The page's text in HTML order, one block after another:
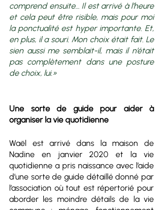
comprend ensuite… Il est arrivé à l’heure
et cela peut être risible, mais pour moi
la ponctualité est hyper importante. Et,
en plus, il a souri. Mon choix était fait. Le
sien aussi me semblait-il, mais il n’était
pas complètement dans une posture
de choix, lui.»
Une sorte de guide pour aider à
organiser la vie quotidienne
Waël est arrivé dans la maison de
Nadine en janvier 2020 et la vie
quotidienne a pris naissance avec l’aide
d’une sorte de guide détaillé donné par
l’association où tout est répertorié pour
aborder les moindre détails de la vie